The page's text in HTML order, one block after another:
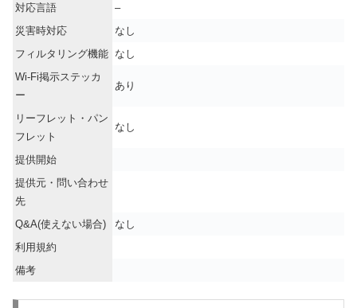
対応言語
–
災害時対応
なし
フィルタリング機能 なし
Wi-Fi掲示ステッカ
ー
あり
リーフレット・パン
フレット
なし
提供開始
提供元・問い合わせ
先
Q&A(使えない場合)
なし
利用規約
備考